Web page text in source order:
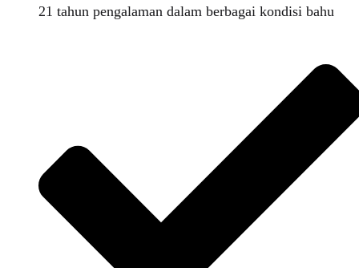
21 tahun pengalaman dalam berbagai kondisi bahu